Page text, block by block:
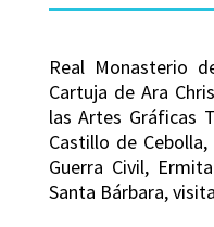
Real Monasterio
Cartuja de Ara
las Artes Gráficas
Castillo de
Guerra Civil,
Santa Bárbara,